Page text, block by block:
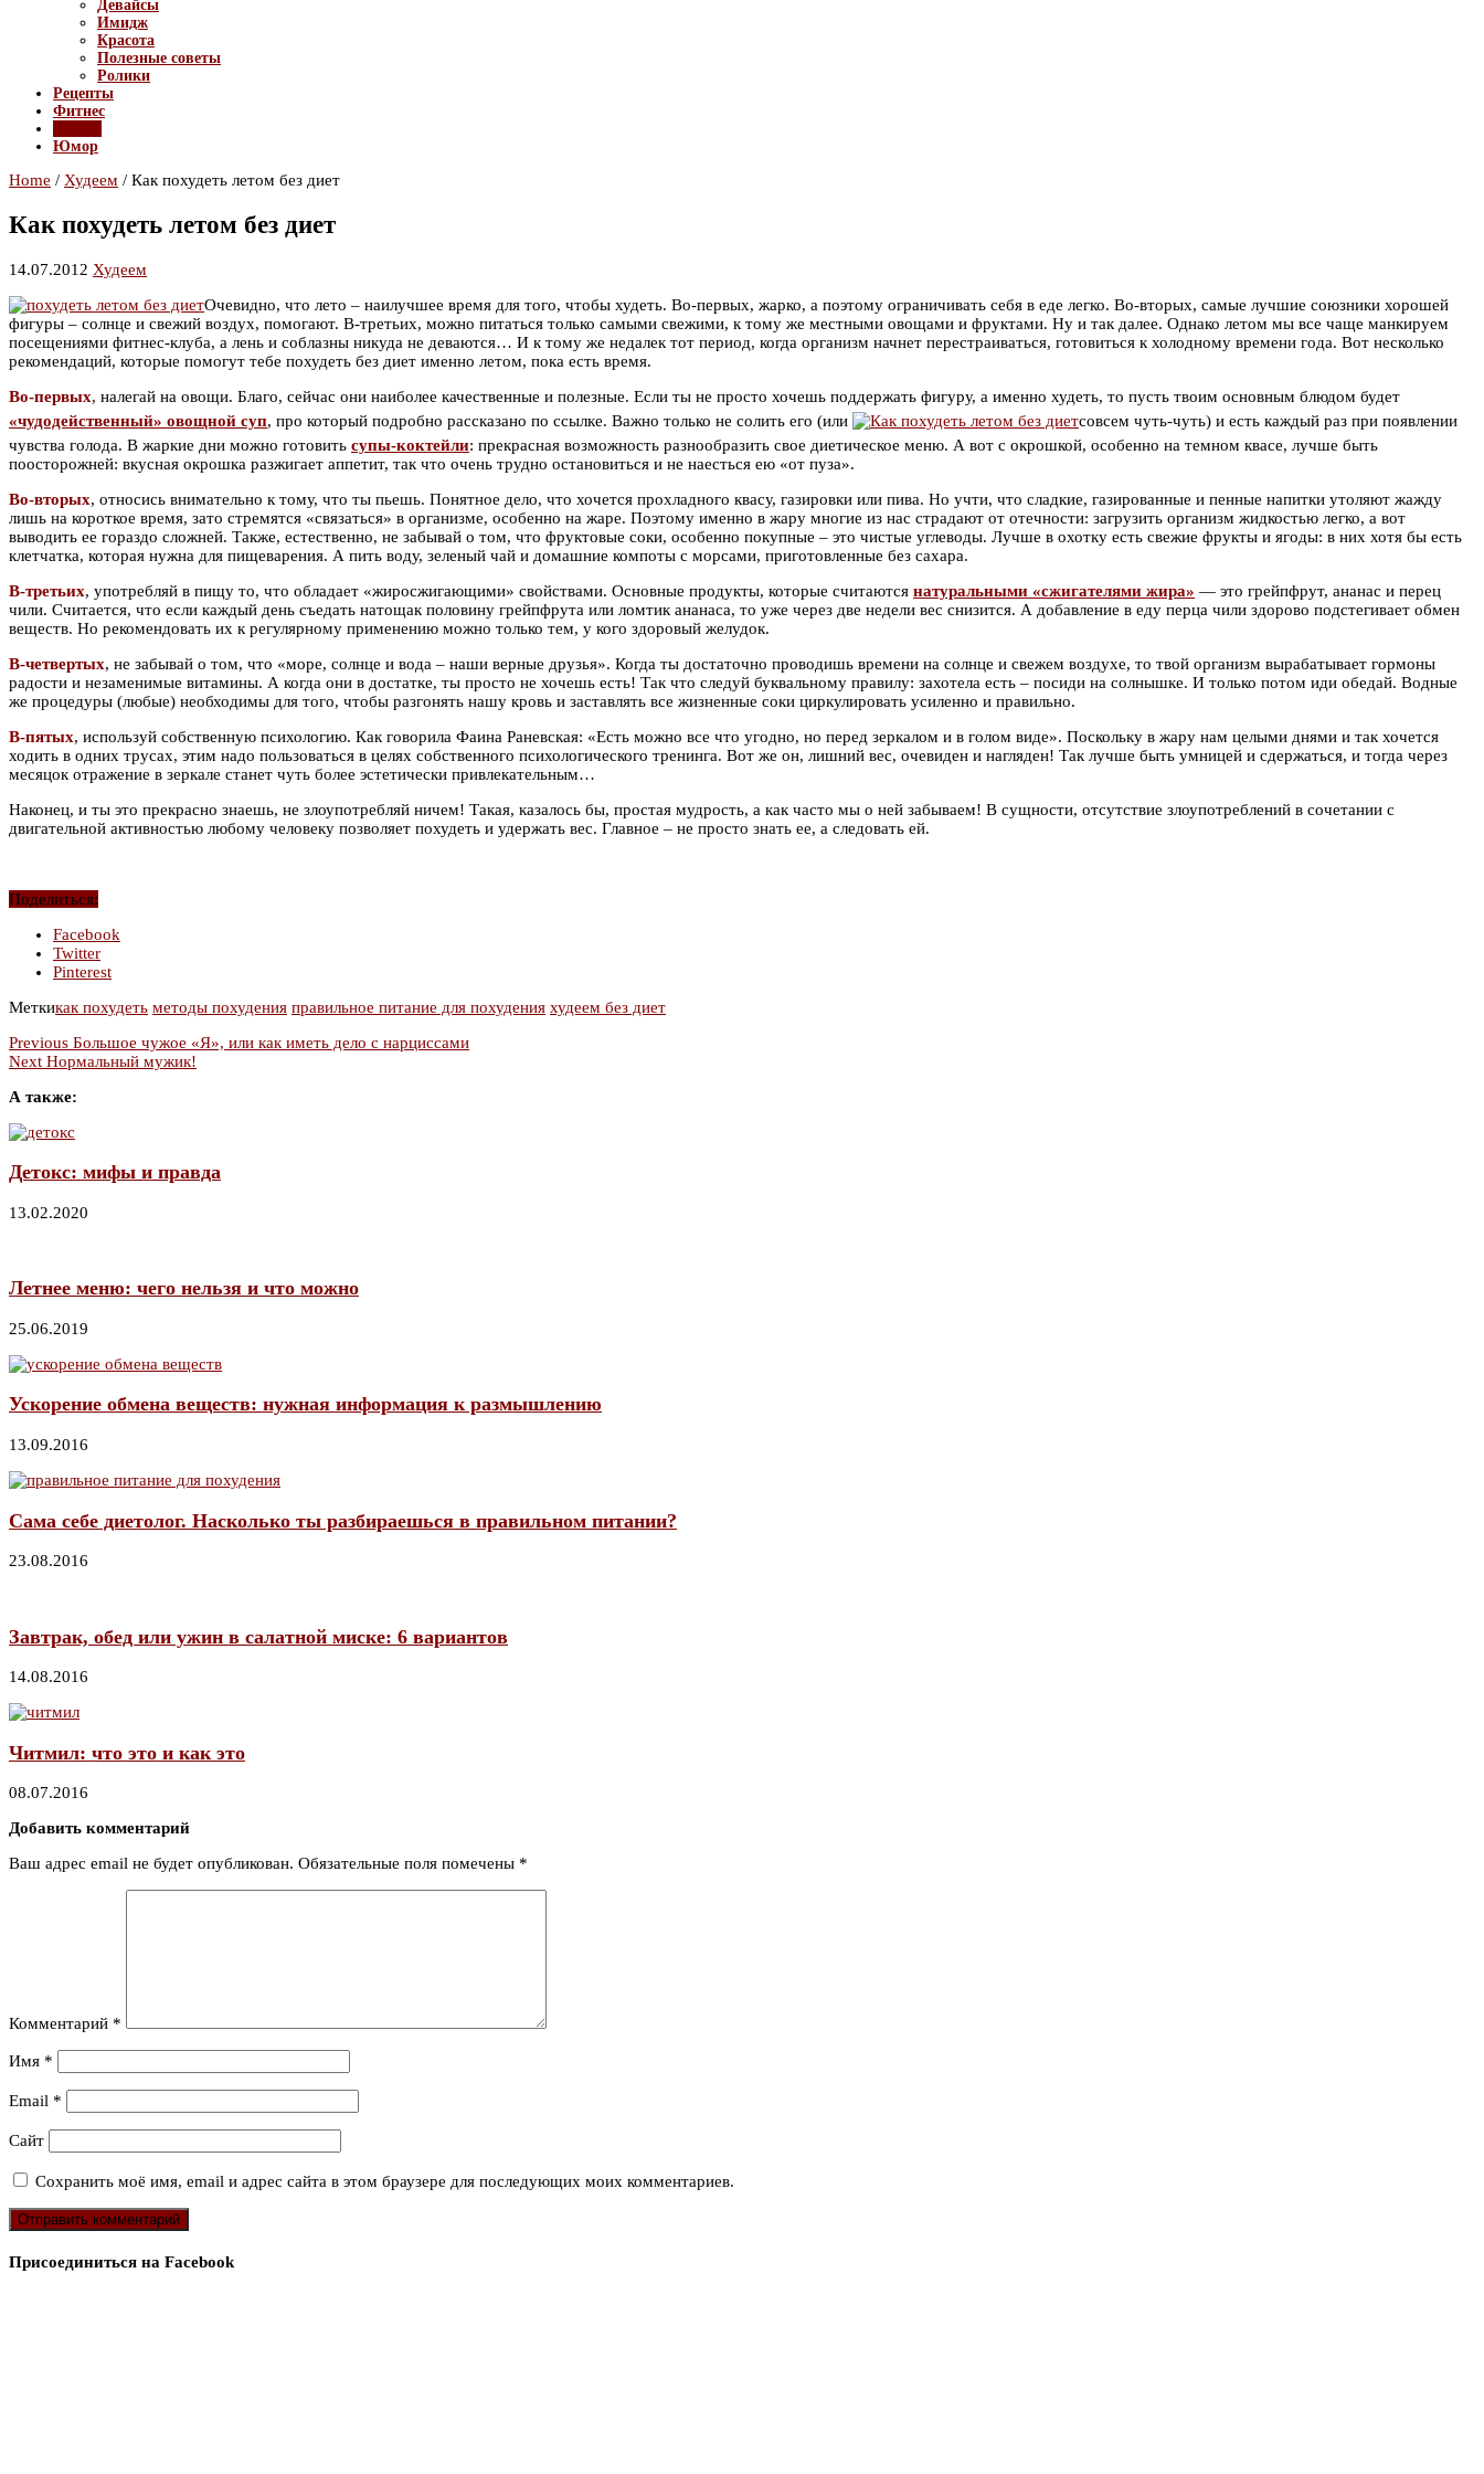
Девайсы
Имидж
Красота
Полезные советы
Ролики
Рецепты
Фитнес
Юмор
Home / Худеем / Как похудеть летом без диет
Как похудеть летом без диет
14.07.2012 Худеем
Очевидно, что лето – наилучшее время для того, чтобы худеть. Во-первых, жарко, а поэтому ограничивать себя в еде легко. Во-вторых, самые лучшие союзники хорошей
фигуры – солнце и свежий воздух, помогают. В-третьих, можно питаться только самыми свежими, к тому же местными овощами и фруктами. Ну и так далее. Однако летом мы все чаще манкируем
посещениями фитнес-клуба, а лень и соблазны никуда не деваются… И к тому же недалек тот период, когда организм начнет перестраиваться, готовиться к холодному времени года. Вот несколько
рекомендаций, которые помогут тебе похудеть без диет именно летом, пока есть время.
Во-первых, налегай на овощи. Благо, сейчас они наиболее качественные и полезные. Если ты не просто хочешь поддержать фигуру, а именно худеть, то пусть твоим основным блюдом будет
«чудодейственный» овощной суп, про который подробно рассказано по ссылке. Важно только не солить его (или
совсем чуть-чуть) и есть каждый раз при появлении
чувства голода. В жаркие дни можно готовить супы-коктейли: прекрасная возможность разнообразить свое диетическое меню. А вот с окрошкой, особенно на темном квасе, лучше быть
поосторожней: вкусная окрошка разжигает аппетит, так что очень трудно остановиться и не наесться ею «от пуза».
Во-вторых, относись внимательно к тому, что ты пьешь. Понятное дело, что хочется прохладного квасу, газировки или пива. Но учти, что сладкие, газированные и пенные напитки утоляют жажду
лишь на короткое время, зато стремятся «связаться» в организме, особенно на жаре. Поэтому именно в жару многие из нас страдают от отечности: загрузить организм жидкостью легко, а вот
выводить ее гораздо сложней. Также, естественно, не забывай о том, что фруктовые соки, особенно покупные – это чистые углеводы. Лучше в охотку есть свежие фрукты и ягоды: в них хотя бы есть
клетчатка, которая нужна для пищеварения. А пить воду, зеленый чай и домашние компоты с морсами, приготовленные без сахара.
В-третьих, употребляй в пищу то, что обладает «жиросжигающими» свойствами. Основные продукты, которые считаются натуральными «сжигателями жира» — это грейпфрут, ананас и перец
чили. Считается, что если каждый день съедать натощак половину грейпфрута или ломтик ананаса, то уже через две недели вес снизится. А добавление в еду перца чили здорово подстегивает обмен
веществ. Но рекомендовать их к регулярному применению можно только тем, у кого здоровый желудок.
В-четвертых, не забывай о том, что «море, солнце и вода – наши верные друзья». Когда ты достаточно проводишь времени на солнце и свежем воздухе, то твой организм вырабатывает гормоны
радости и незаменимые витамины. А когда они в достатке, ты просто не хочешь есть! Так что следуй буквальному правилу: захотела есть – посиди на солнышке. И только потом иди обедай. Водные
же процедуры (любые) необходимы для того, чтобы разгонять нашу кровь и заставлять все жизненные соки циркулировать усиленно и правильно.
В-пятых, используй собственную психологию. Как говорила Фаина Раневская: «Есть можно все что угодно, но перед зеркалом и в голом виде». Поскольку в жару нам целыми днями и так хочется
ходить в одних трусах, этим надо пользоваться в целях собственного психологического тренинга. Вот же он, лишний вес, очевиден и нагляден! Так лучше быть умницей и сдержаться, и тогда через
месяцок отражение в зеркале станет чуть более эстетически привлекательным…
Наконец, и ты это прекрасно знаешь, не злоупотребляй ничем! Такая, казалось бы, простая мудрость, а как часто мы о ней забываем! В сущности, отсутствие злоупотреблений в сочетании с
двигательной активностью любому человеку позволяет похудеть и удержать вес. Главное – не просто знать ее, а следовать ей.
Поделиться:
Facebook
Twitter
Pinterest
Меткикак похудеть методы похудения правильное питание для похудения худеем без диет
Previous Большое чужое «Я», или как иметь дело с нарциссами
Next Нормальный мужик!
А также:
Детокс: мифы и правда
13.02.2020
Летнее меню: чего нельзя и что можно
25.06.2019
Ускорение обмена веществ: нужная информация к размышлению
13.09.2016
Сама себе диетолог. Насколько ты разбираешься в правильном питании?
23.08.2016
Завтрак, обед или ужин в салатной миске: 6 вариантов
14.08.2016
Читмил: что это и как это
08.07.2016
Добавить комментарий
Ваш адрес email не будет опубликован. Обязательные поля помечены *
Комментарий *
Имя *
Email *
Сайт
Сохранить моё имя, email и адрес сайта в этом браузере для последующих моих комментариев.
Присоединиться на Facebook